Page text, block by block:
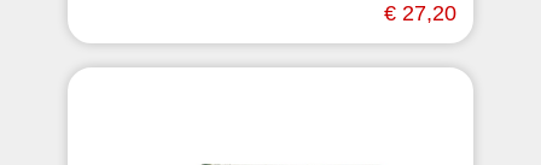
€ 27,20